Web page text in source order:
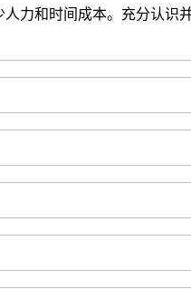
力和时间成本。充分认识